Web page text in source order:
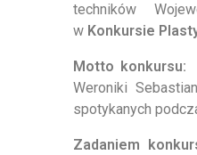
techników
w Konkursie
Motto konkursu:
Weroniki
spotykanych
Zadaniem